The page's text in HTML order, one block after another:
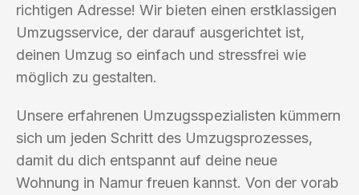
richtigen Adresse! Wir bieten einen erstklassigen
Umzugsservice, der darauf ausgerichtet ist,
deinen Umzug so einfach und stressfrei wie
möglich zu gestalten.
Unsere erfahrenen Umzugsspezialisten kümmern
sich um jeden Schritt des Umzugsprozesses,
damit du dich entspannt auf deine neue
Wohnung in Namur freuen kannst. Von der vorab